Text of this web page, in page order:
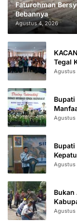
Faturohman
Bebannya
Agustus 4, 2026
Tegal
Agustus
Bupati
Agustus
Bupati
Agustus
Bukan
2026
Agustus